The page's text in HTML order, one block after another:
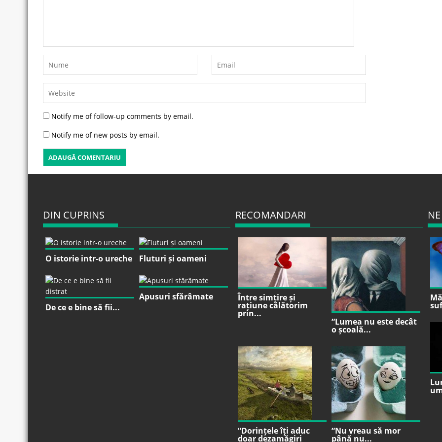
Notify me of follow-up comments by email.
Notify me of new posts by email.
DIN CUPRINS
O istorie intr-o ureche Fluturi și oameni
De ce e bine să fii...
Apusuri sfărâmate
RECOMANDARI
Între simțire și
rațiune călătorim
prin...
“Lumea nu este decât
o școală...
“Dorințele îți aduc
doar dezamăgiri
“Nu vreau să mor
până nu...